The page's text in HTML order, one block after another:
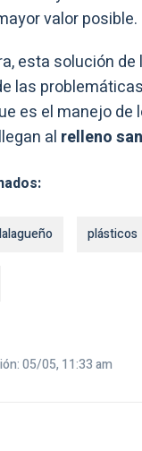
valor posible.
esta solución
las
es el manejo de
al relleno
plásticos
05/05, 11:33 am